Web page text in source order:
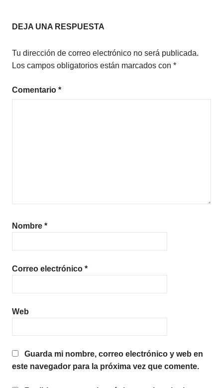
NOVELA
entradas
DEJA UNA RESPUESTA
Tu dirección de correo electrónico no será publicada.
Los campos obligatorios están marcados con *
Comentario *
Nombre *
Correo electrónico *
Web
Guarda mi nombre, correo electrónico y web en
este navegador para la próxima vez que comente.